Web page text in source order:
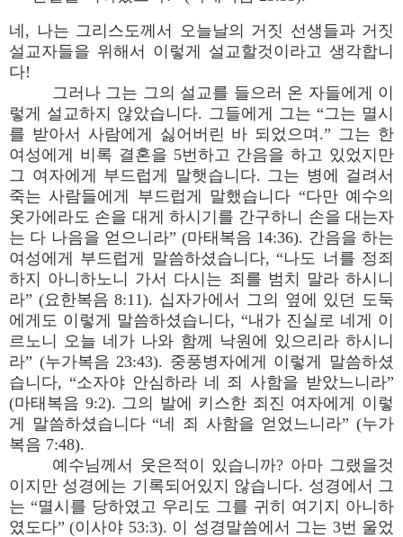
네, 나는 그리스도께서 오늘날의 거짓 선생들과 거짓
설교자들을 위해서 이렇게 설교할것이라고 생각합니
다!
그러나 그는 그의 설교를 들으러 온 자들에게 이
렇게 설교하지 않았습니다. 그들에게 그는 “그는 멸시
를 받아서 사람에게 싫어버린 바 되었으며.” 그는 한
여성에게 비록 결혼을 5번하고 간음을 하고 있었지만
그 여자에게 부드럽게 말햇습니다. 그는 병에 걸려서
죽는 사람들에게 부드럽게 말했습니다 “다만 예수의
옷가에라도 손을 대게 하시기를 간구하니 손을 대는자
는 다 나음을 얻으니라” (마태복음 14:36). 간음을 하는
여성에게 부드럽게 말씀하셨습니다, “나도 너를 정죄
하지 아니하노니 가서 다시는 죄를 범치 말라 하시니
라” (요한복음 8:11). 십자가에서 그의 옆에 있던 도둑
에게도 이렇게 말씀하셨습니다, “내가 진실로 네게 이
르노니 오늘 네가 나와 함께 낙원에 있으리라 하시니
라” (누가복음 23:43). 중풍병자에게 이렇게 말씀하셨
습니다, “소자야 안심하라 네 죄 사함을 받았느니라”
(마태복음 9:2). 그의 발에 키스한 죄진 여자에게 이렇
게 말씀하셨습니다 “네 죄 사함을 얻었느니라” (누가
복음 7:48).
예수님께서 웃은적이 있습니까? 아마 그랬을것
이지만 성경에는 기록되어있지 않습니다. 성경에서 그
는 “멸시를 당하였고 우리도 그를 귀히 여기지 아니하
였도다” (이사야 53:3). 이 성경말씀에서 그는 3번 울었